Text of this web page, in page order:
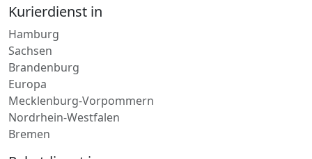
Hamburg
Sachsen
Brandenburg
Europa
Mecklenburg-Vorpommern
Nordrhein-Westfalen
Bremen